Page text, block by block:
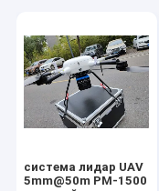
система лидар UAV
5mm@50m PM-1500